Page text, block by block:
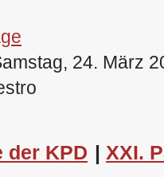
24. März
der KPD | XXI.